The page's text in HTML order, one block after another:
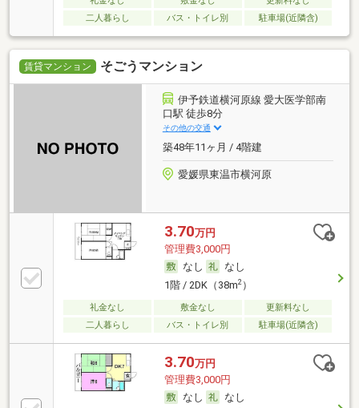
二人暮らし
バス・トイレ別 駐車場(近隣含)
賃貸マンション そごうマンション
伊予鉄道横河原線 愛大医学部南
口駅 徒歩8分
その他の交通
築48年11ヶ月 / 4階建
愛媛県東温市横河原
3.70万円
管理費3,000円
なし
なし
1階 / 2DK（38m2）
礼金なし 敷金なし
更新料なし
二人暮らし
バス・トイレ別 駐車場(近隣含)
3.70万円
管理費3,000円
なし
なし